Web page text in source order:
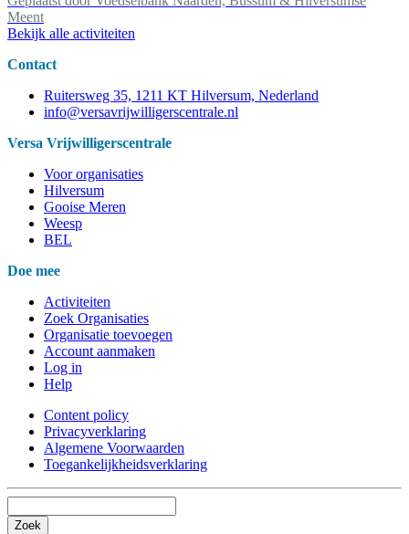
Meent
Bekijk alle activiteiten
Contact
Ruitersweg 35, 1211 KT Hilversum, Nederland
info@versavrijwilligerscentrale.nl
Versa Vrijwilligerscentrale
Voor organisaties
Hilversum
Gooise Meren
Weesp
BEL
Doe mee
Activiteiten
Zoek Organisaties
Organisatie toevoegen
Account aanmaken
Log in
Help
Content policy
Privacyverklaring
Algemene Voorwaarden
Toegankelijkheidsverklaring
Zoek